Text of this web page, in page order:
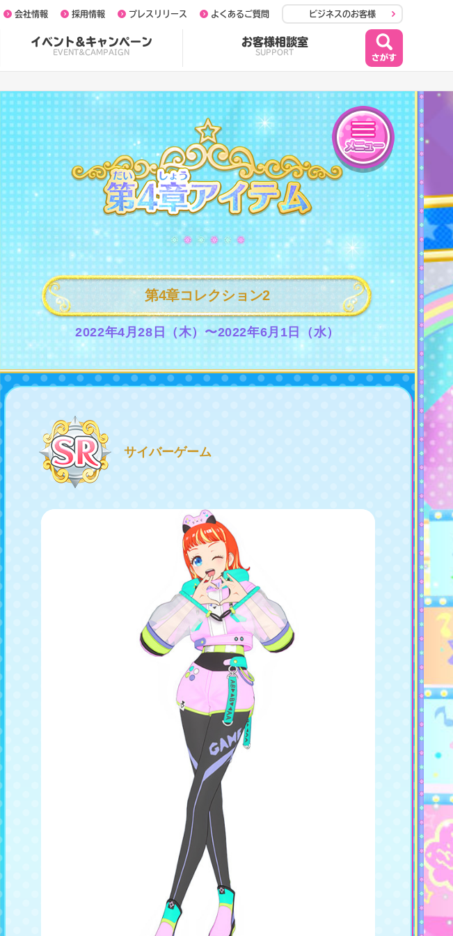
イベント&キャンペーン
EVENT&CAMPAIGN
お客様相談室
SUPPORT
会社情報 採用情報 プレスリリース よくあるご質問 ビジネスのお客様
メニュー
第4章アイテム
第4章コレクション2
2022年4月28日（木）〜2022年6月1日（水）
サイバーゲーム